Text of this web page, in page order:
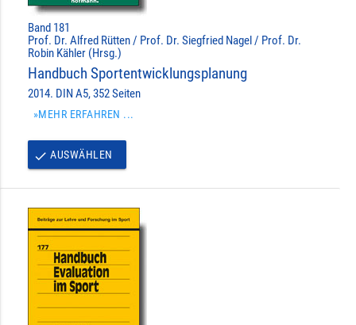
Band 181
Prof. Dr. Alfred Rütten / Prof. Dr. Siegfried Nagel / Prof. Dr.
Robin Kähler (Hrsg.)
Handbuch Sportentwicklungsplanung
2014. DIN A5, 352 Seiten
»MEHR ERFAHREN ...
done AUSWÄHLEN